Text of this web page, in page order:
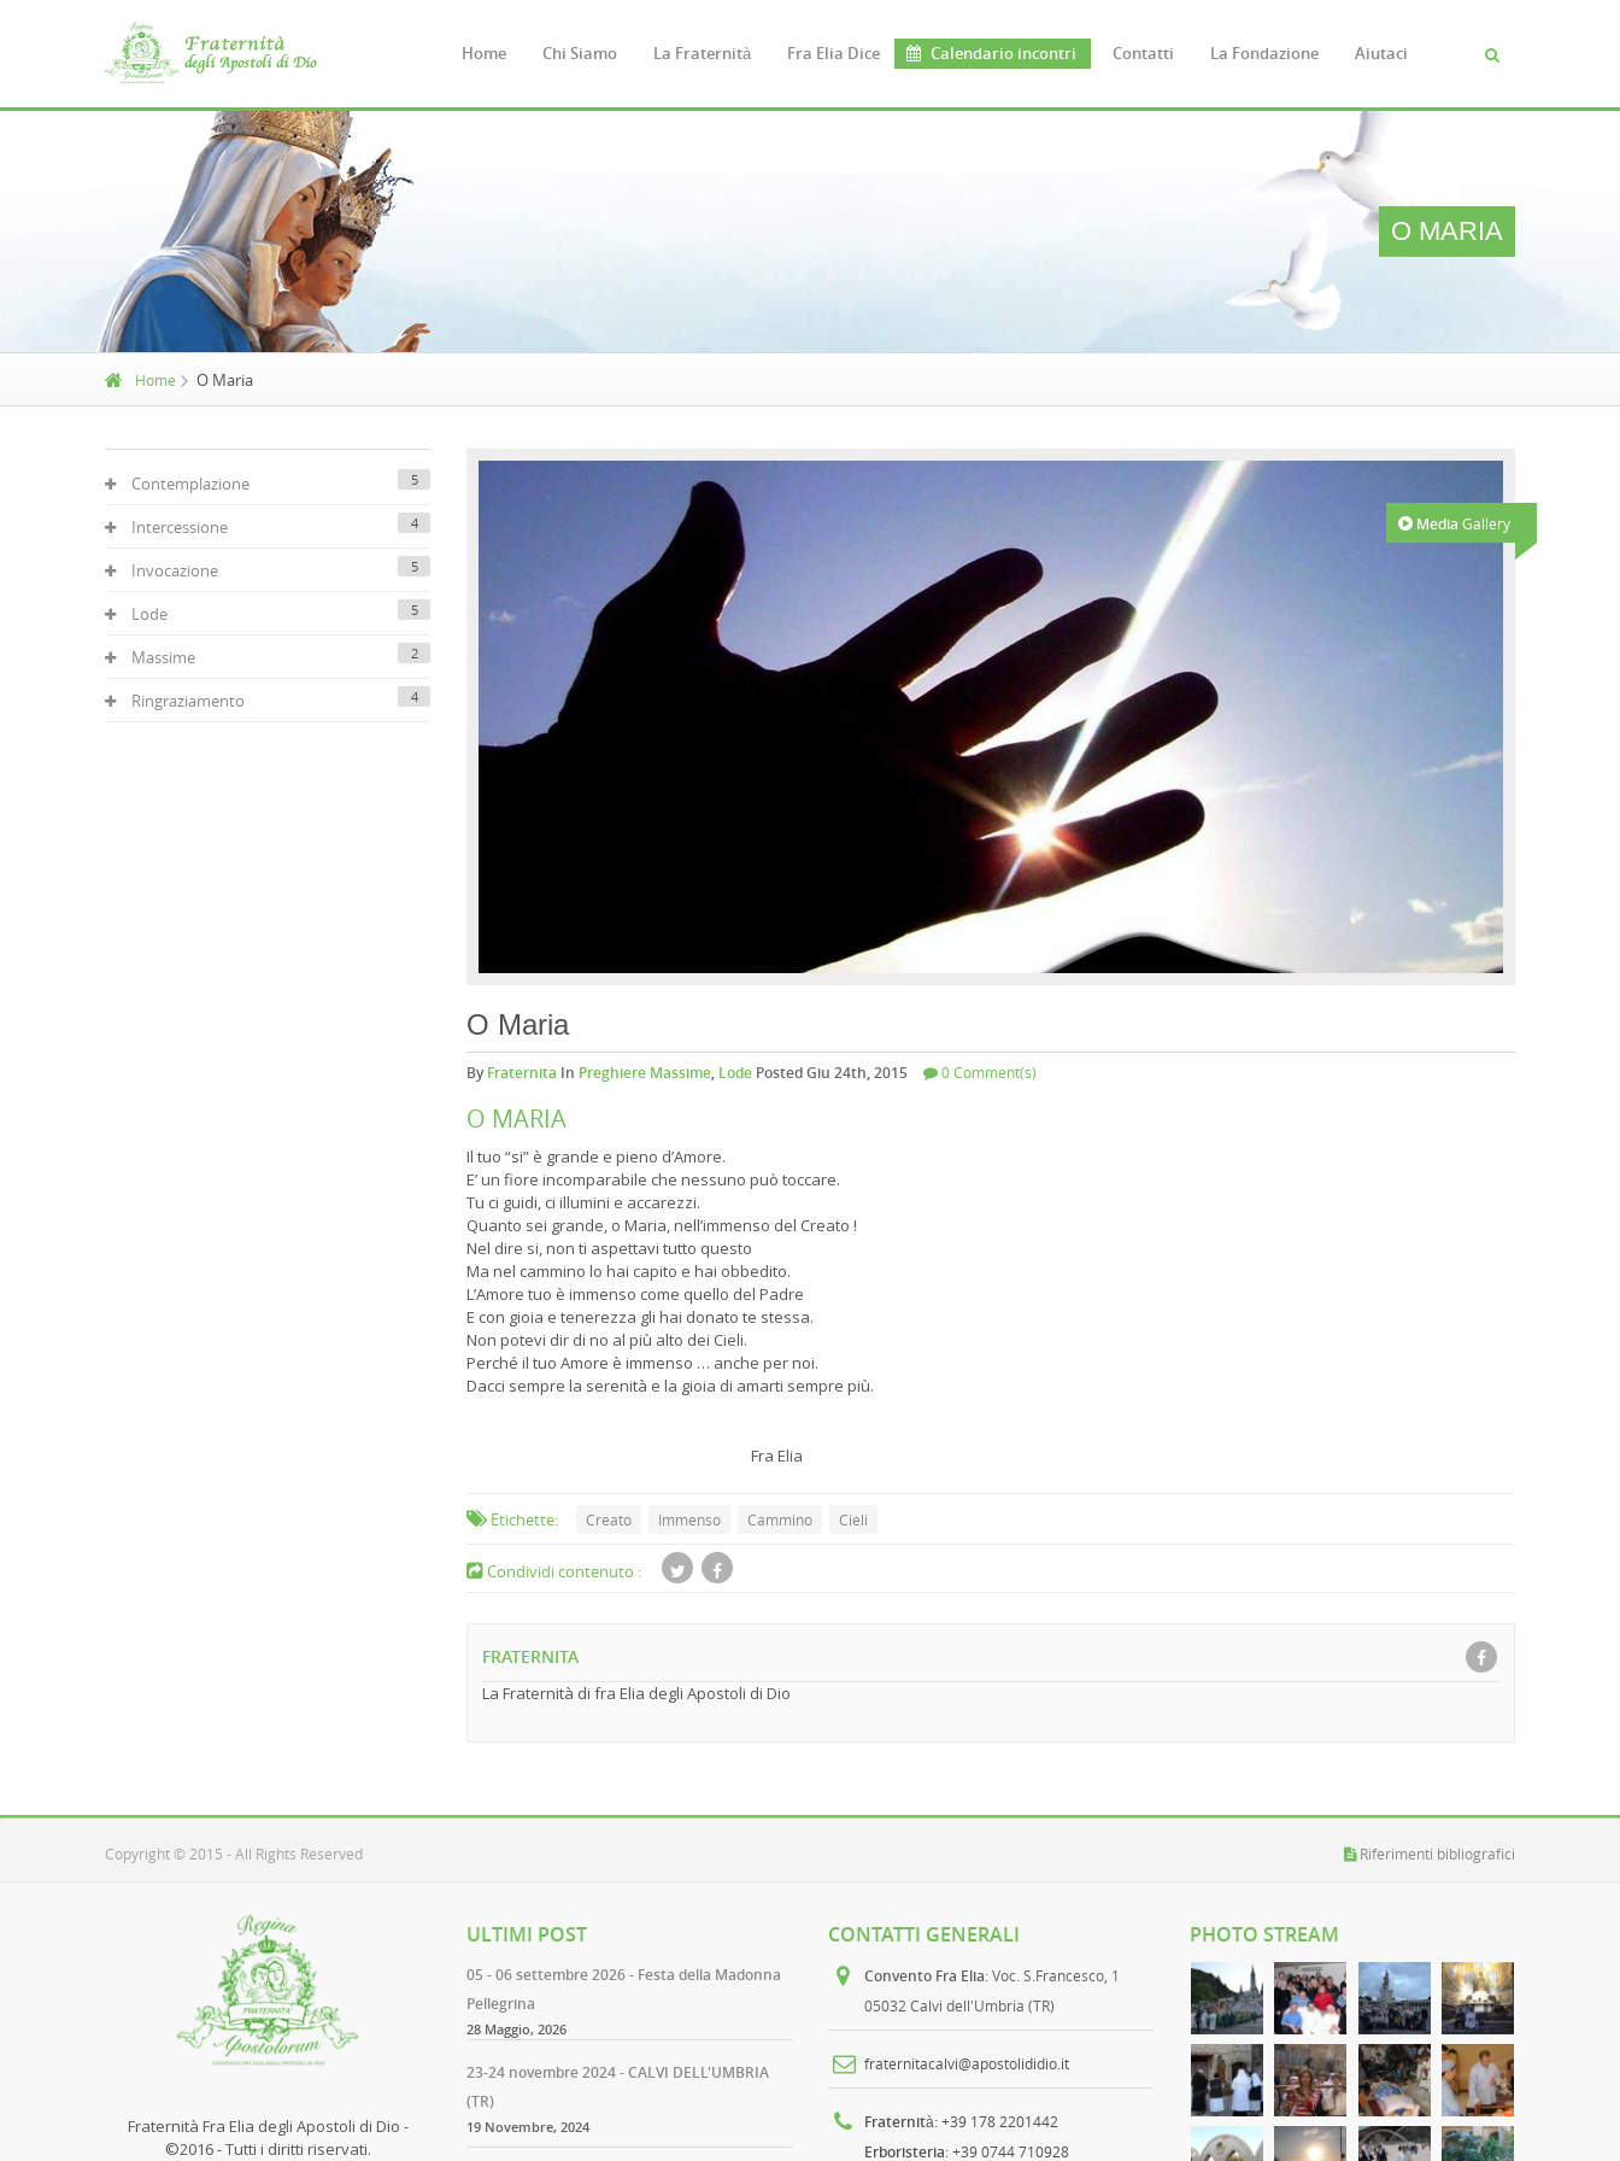
FORM
DI
Cerca
Home Chi Siamo La Fraternità Fra Elia Dice Calendario incontri Contatti La Fondazione Aiutaci
O MARIA
Home O Maria
Media Gallery
O Maria
ByFraternita In Preghiere Massime, Lode Posted Giu 24th, 2015 0 Comment(s)
O MARIA
Il tuo “si” è grande e pieno d’Amore.
E’ un fiore incomparabile che nessuno può toccare.
Tu ci guidi, ci illumini e accarezzi.
Quanto sei grande, o Maria, nell’immenso del Creato !
Nel dire si, non ti aspettavi tutto questo
Ma nel cammino lo hai capito e hai obbedito.
L’Amore tuo è immenso come quello del Padre
E con gioia e tenerezza gli hai donato te stessa.
Non potevi dir di no al più alto dei Cieli.
Perché il tuo Amore è immenso … anche per noi.
Dacci sempre la serenità e la gioia di amarti sempre più.
Fra Elia
Etichette: Creato Immenso Cammino Cieli
Condividi contenuto :
FRATERNITA
La Fraternità di fra Elia degli Apostoli di Dio
Contemplazione 5
Intercessione 4
Invocazione 5
Lode 5
Massime 2
Ringraziamento 4
Copyright © 2015 - All Rights Reserved Riferimenti bibliografici
Fraternità Fra Elia degli Apostoli di Dio -
©2016 - Tutti i diritti riservati.
ULTIMI POST
05 - 06 settembre 2026 - Festa della Madonna
Pellegrina
28 Maggio, 2026
23-24 novembre 2024 - CALVI DELL'UMBRIA
(TR)
19 Novembre, 2024
CONTATTI GENERALI
Convento Fra Elia: Voc. S.Francesco, 1
05032 Calvi dell'Umbria (TR)
fraternitacalvi@apostolididio.it
Fraternità: +39 178 2201442
Erboristeria: +39 0744 710928
PHOTO STREAM